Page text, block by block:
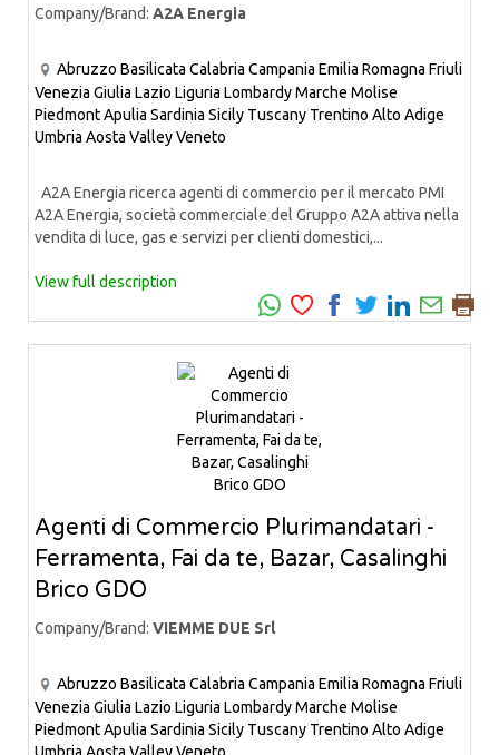
Company/Brand: A2A Energia
Abruzzo Basilicata Calabria Campania Emilia Romagna Friuli
Venezia Giulia Lazio Liguria LombardyMarche Molise
PiedmontApulia Sardinia Sicily Tuscany Trentino Alto Adige
Umbria Aosta ValleyVeneto
A2A Energia ricerca agenti di commercio per il mercato PMI
A2A Energia, società commerciale del Gruppo A2A attiva nella
vendita di luce, gas e servizi per clienti domestici,...
View full description
Agenti di Commercio Plurimandatari -
Ferramenta, Fai da te, Bazar, Casalinghi
Brico GDO
Company/Brand: VIEMME DUE Srl
Abruzzo Basilicata Calabria Campania Emilia Romagna Friuli
Venezia Giulia Lazio Liguria LombardyMarche Molise
PiedmontApulia Sardinia Sicily Tuscany Trentino Alto Adige